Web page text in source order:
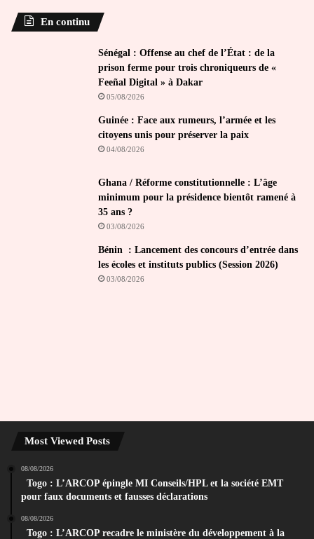
En continu
Sénégal : Offense au chef de l’État : de la
prison ferme pour trois chroniqueurs de «
Feeñal Digital » à Dakar
05/08/2026
Guinée : Face aux rumeurs, l’armée et les
citoyens unis pour préserver la paix
04/08/2026
Ghana / Réforme constitutionnelle : L’âge
minimum pour la présidence bientôt ramené à
35 ans ?
03/08/2026
Bénin : Lancement des concours d’entrée dans
les écoles et instituts publics (Session 2026)
03/08/2026
Most Viewed Posts
08/08/2026
Togo : L’ARCOP épingle MI Conseils/HPL et la société EMT
pour faux documents et fausses déclarations
08/08/2026
Togo : L’ARCOP recadre le ministère du développement à la